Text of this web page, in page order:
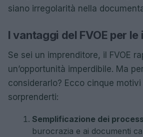
siano irregolarità nella
I vantaggi del FVOE per le
Se sei un imprenditore, il FVOE
un’opportunità imperdibile. Ma
considerarlo? Ecco cinque
sorprenderti:
Semplificazione dei
burocrazia e ai documenti